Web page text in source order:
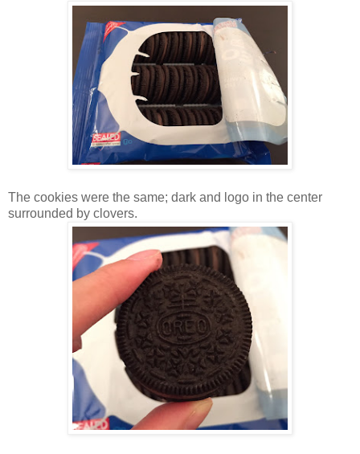
The cookies were the same; dark and logo in the center
surrounded by clovers.